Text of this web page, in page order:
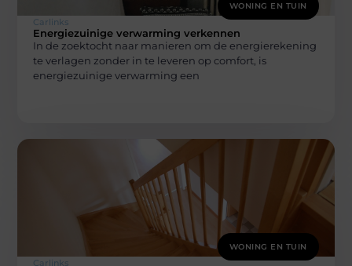
WONING EN TUIN
Carlinks
Energiezuinige verwarming verkennen
In de zoektocht naar manieren om de energierekening
te verlagen zonder in te leveren op comfort, is
energiezuinige verwarming een
WONING EN TUIN
Carlinks